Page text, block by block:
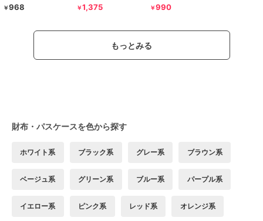
￥968 ￥1,375 ￥990
もっとみる
財布・パスケースを色から探す
ホワイト系 ブラック系 グレー系 ブラウン系
ベージュ系 グリーン系 ブルー系 パープル系
イエロー系 ピンク系 レッド系 オレンジ系